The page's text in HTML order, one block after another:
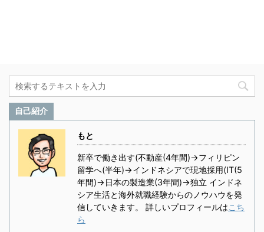
自己紹介
もと
新卒で働き出す(不動産(4年間)→フィリピン
留学へ(半年)→インドネシアで現地採用(IT(5
年間)→日本の製造業(3年間)→独立 インドネ
シア生活と海外就職経験からのノウハウを発
信していきます。 詳しいプロフィールはこち
ら